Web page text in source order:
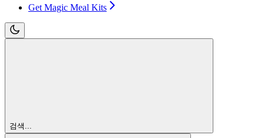
Get Magic Meal Kits
검색...